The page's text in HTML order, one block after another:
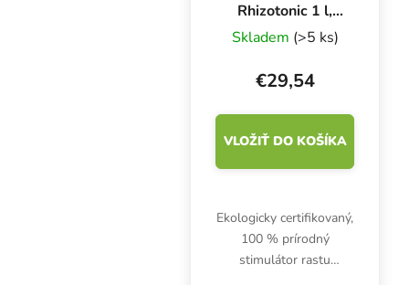
Rhizotonic 1 l,
stimulátor rastu
koreňov
Skladem (>5 ks)
€29,54
VLOŽIŤ DO KOŠÍKA
Ekologicky certifikovaný,
100 % prírodný
stimulátor rastu